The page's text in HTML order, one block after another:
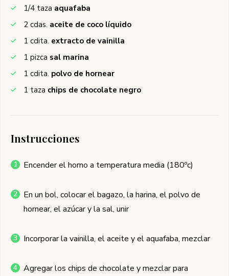
1/4 taza aquafaba
2 cdas. aceite de coco líquido
1 cdita. extracto de vainilla
1 pizca sal marina
1 cdita. polvo de hornear
1 taza chips de chocolate negro
Instrucciones
Encender el horno a temperatura media (180ºc)
En un bol, colocar el bagazo, la harina, el polvo de
hornear, el azúcar y la sal, unir
Incorporar la vainilla, el aceite y el aquafaba, mezclar
Agregar los chips de chocolate y mezclar para